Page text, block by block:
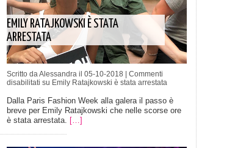
EMILY RATAJKOWSKI È STATA
ARRESTATA
Scritto da Alessandra il 05-10-2018 | Commenti
disabilitati su Emily Ratajkowski è stata arrestata
Dalla Paris Fashion Week alla galera il passo è
breve per Emily Ratajkowski che nelle scorse ore
è stata arrestata. […]